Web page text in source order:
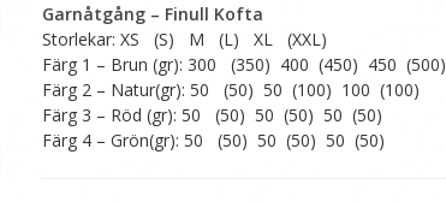
Garnåtgång – Finull Kofta
Storlekar: XS (S) M (L) XL (XXL)
Färg 1 – Brun (gr): 300 (350) 400 (450) 450 (500)
Färg 2 – Natur(gr): 50 (50) 50 (100) 100 (100)
Färg 3 – Röd (gr): 50 (50) 50 (50) 50 (50)
Färg 4 – Grön(gr): 50 (50) 50 (50) 50 (50)